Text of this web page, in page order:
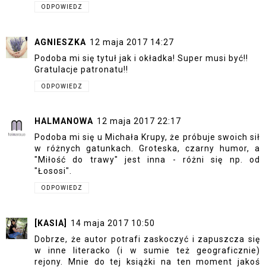
ODPOWIEDZ
AGNIESZKA 12 maja 2017 14:27
Podoba mi się tytuł jak i okładka! Super musi być!!
Gratulacje patronatu!!
ODPOWIEDZ
HALMANOWA 12 maja 2017 22:17
Podoba mi się u Michała Krupy, że próbuje swoich sił
w różnych gatunkach. Groteska, czarny humor, a
"Miłość do trawy" jest inna - różni się np. od
"Łososi".
ODPOWIEDZ
[KASIA]
14 maja 2017 10:50
Dobrze, że autor potrafi zaskoczyć i zapuszcza się
w inne literacko (i w sumie też geograficznie)
rejony. Mnie do tej książki na ten moment jakoś